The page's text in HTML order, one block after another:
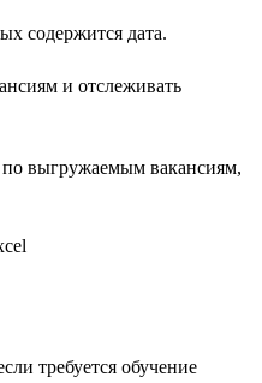
содержится дата.
и отслеживать
по выгружаемым вакансиям,
требуется обучение